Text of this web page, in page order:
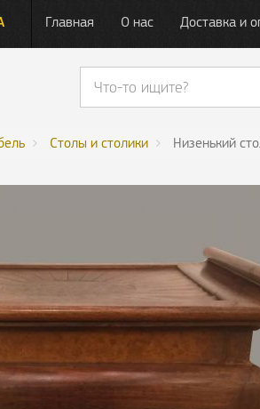
Главная О нас Доставка и
Столы и столики Низенький